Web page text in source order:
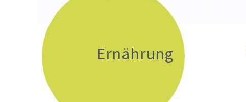
Ernährung